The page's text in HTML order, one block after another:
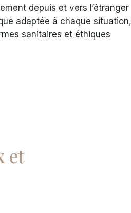
depuis et vers l’étranger
adaptée à chaque
sanitaires et éthiques
et